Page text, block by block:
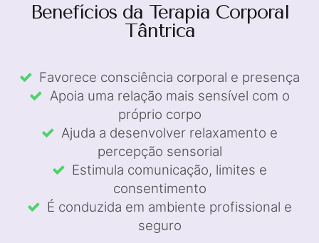
Benefícios da Terapia Corporal
Tântrica
Favorece consciência corporal e presença
Apoia uma relação mais sensível com o
próprio corpo
Ajuda a desenvolver relaxamento e
percepção sensorial
Estimula comunicação, limites e
consentimento
É conduzida em ambiente profissional e
seguro